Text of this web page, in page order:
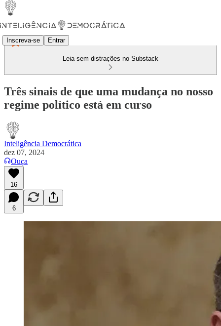
Inscreva-se Entrar
Leia sem distrações no Substack
Três sinais de que uma mudança no nosso
regime político está em curso
Inteligência Democrática
dez 07, 2024
Ouça
16
6